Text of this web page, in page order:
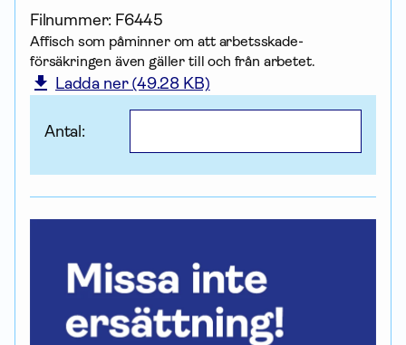
Filnummer: F6445
Affisch som påminner om att arbets­skade­
försäkringen även gäller till och från arbetet.
Ladda ner (49.28 KB)
Antal: